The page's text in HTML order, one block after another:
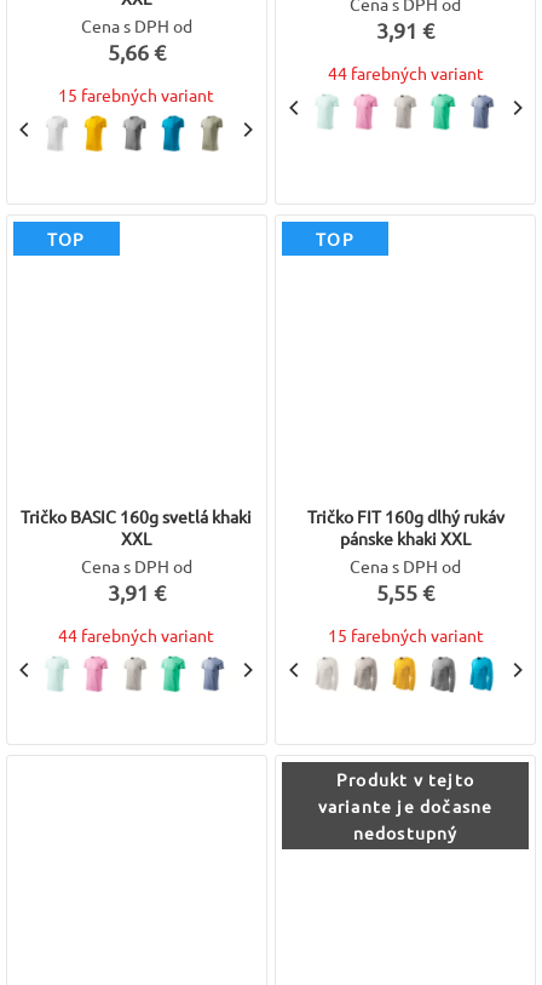
Cena s DPH od
5,66 €
15 farebných variant
3,91 €
44 farebných variant
TOP
Tričko BASIC 160g svetlá khaki
XXL
Cena s DPH od
3,91 €
44 farebných variant
TOP
Tričko FIT 160g dlhý rukáv
pánske khaki XXL
Cena s DPH od
5,55 €
15 farebných variant
Produkt v tejto
variante je dočasne
nedostupný